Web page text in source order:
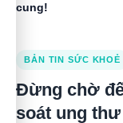
cung!
BẢN TIN SỨC KHOẺ
Đừng chờ
soát ung